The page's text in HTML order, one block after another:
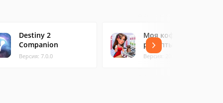
Destiny 2
Companion
Версия: 7.0.0
Моя кофейня:
рецепты и истории
Версия: 2023090.